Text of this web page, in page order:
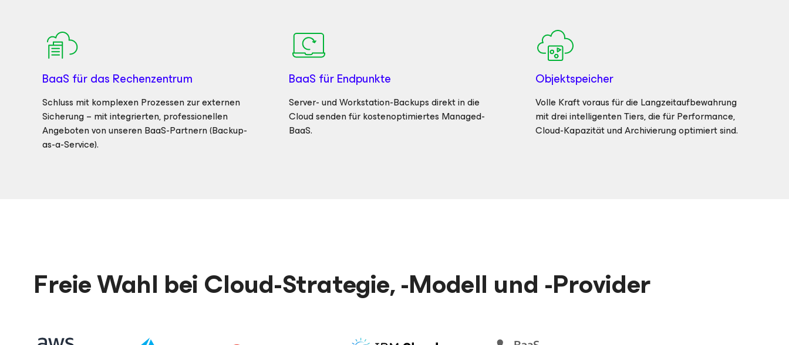
BaaS für das Rechenzentrum
Schluss mit komplexen Prozessen zur externen
Sicherung – mit integrierten, professionellen
Angeboten von unseren BaaS-Partnern (Backup-
as-a-Service).
BaaS für Endpunkte
Server- und Workstation-Backups direkt in die
Cloud senden für kostenoptimiertes Managed-
BaaS.
Objektspeicher
Volle Kraft voraus für die Langzeitaufbewahrung
mit drei intelligenten Tiers, die für Performance,
Cloud-Kapazität und Archivierung optimiert sind.
Freie Wahl bei Cloud-Strategie, -Modell und -Provider